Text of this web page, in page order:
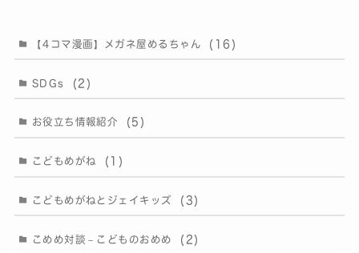
【4コマ漫画】メガネ屋めるちゃん (16)
SDGs (2)
お役立ち情報紹介 (5)
こどもめがね (1)
こどもめがねとジェイキッズ (3)
こめめ対談－こどものおめめ (2)